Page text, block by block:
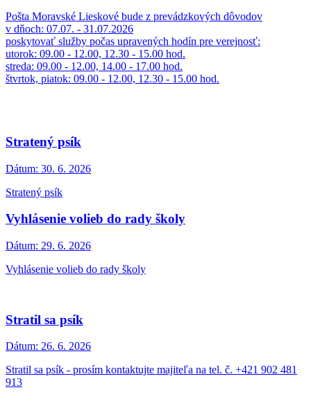
Pošta Moravské Lieskové bude z prevádzkových dôvodov
v dňoch: 07.07. - 31.07.2026
poskytovať služby počas upravených hodín pre verejnosť:
utorok: 09.00 - 12.00, 12.30 - 15.00 hod.
streda: 09.00 - 12.00, 14.00 - 17.00 hod.
štvrtok, piatok: 09.00 - 12.00, 12.30 - 15.00 hod.
Stratený psík
Dátum: 30. 6. 2026
Stratený psík
Vyhlásenie volieb do rady školy
Dátum: 29. 6. 2026
Vyhlásenie volieb do rady školy
Stratil sa psík
Dátum: 26. 6. 2026
Stratil sa psík - prosím kontaktujte majiteľa na tel. č. +421 902 481
913